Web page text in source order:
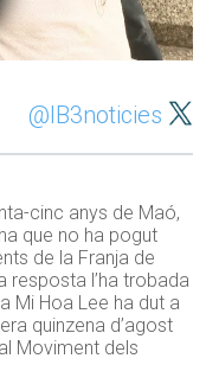
@IB3noticies
cinc anys de Maó,
que no ha pogut
de la Franja de
resposta l’ha trobada
Mi Hoa Lee ha dut a
quinzena d’agost
Moviment dels